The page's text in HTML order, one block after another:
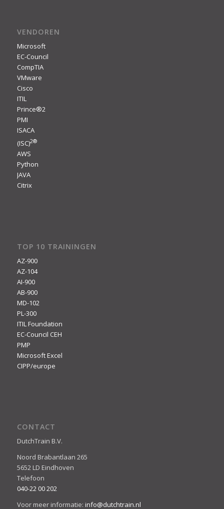
VENDOREN
Microsoft
EC-Council
CompTIA
VMware
Cisco
ITIL
Prince®2
PMI
ISACA
(ISC)2®
AWS
Python
JAVA
Citrix
TOP 10 TRAININGEN
AZ-900
AZ-104
AI-900
AB-900
MD-102
PL-300
ITIL Foundation
EC-Council CEH
PMP
Microsoft Excel
CIPP/europe
CONTACT
DutchTrain B.V.
Noord Brabantlaan 265
5652 LD Eindhoven
Telefoon
040-22 00 202
Voor meer informatie: info@dutchtrain.nl